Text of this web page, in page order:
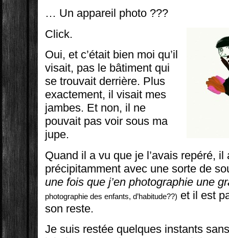
… Un appareil photo ???
Click.
Oui, et c’était bien moi qu’il
visait, pas le bâtiment qui
se trouvait derrière. Plus
exactement, il visait mes
jambes. Et non, il ne
pouvait pas voir sous ma
jupe.
Quand il a vu que je l’avais repéré, il
précipitamment avec une sorte de
une fois que j’en photographie une
photographie des enfants, d’habitude??) et il est
son reste.
Je suis restée quelques instants